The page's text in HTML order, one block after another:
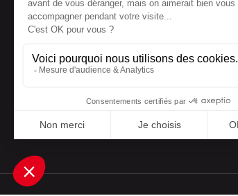
Bien-être
Papeterie